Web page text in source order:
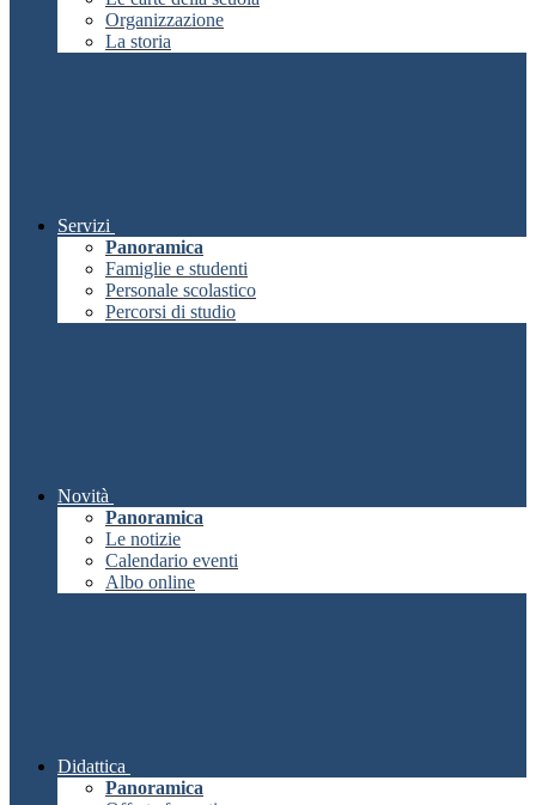
Organizzazione
La storia
Servizi
Panoramica
Famiglie e studenti
Personale scolastico
Percorsi di studio
Novità
Panoramica
Le notizie
Calendario eventi
Albo online
Didattica
Panoramica